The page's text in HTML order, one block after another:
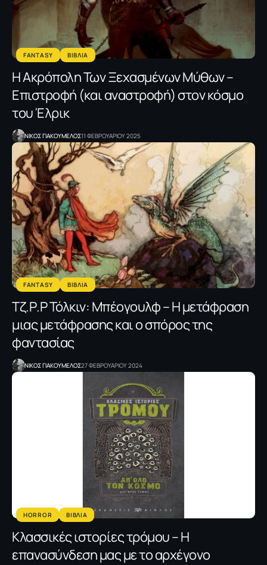
FANTASY ΒΙΒΛΙΑ
Η Ακρόπολη Των Ξεχασμένων Μύθων –
Επιστροφή (και αναστροφή) στον κόσμο
του Έλρικ
NΙΚΟΣ ΓΙΑΚΟΥΜΕΛΟΣ11 ΦΕΒΡΟΥΑΡΙΟΥ 2025
FANTASY ΒΙΒΛΙΑ
Tζ.Ρ.Ρ Τόλκιν: Μπέογουλφ – Η μετάφραση
μιας μετάφρασης και ο σπόρος της
φαντασίας
NΙΚΟΣ ΓΙΑΚΟΥΜΕΛΟΣ27 ΦΕΒΡΟΥΑΡΙΟΥ 2024
HORROR ΒΙΒΛΙΑ
Κλασσικές ιστορίες τρόμου – Η
επανασύνδεση μας με το αρχέγονο